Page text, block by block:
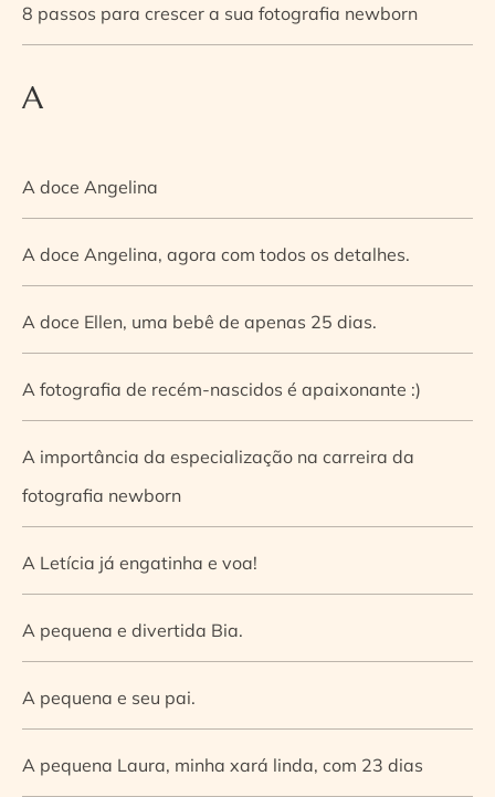
8 passos para crescer a sua fotografia newborn
A
A doce Angelina
A doce Angelina, agora com todos os detalhes.
A doce Ellen, uma bebê de apenas 25 dias.
A fotografia de recém-nascidos é apaixonante :)
A importância da especialização na carreira da
fotografia newborn
A Letícia já engatinha e voa!
A pequena e divertida Bia.
A pequena e seu pai.
A pequena Laura, minha xará linda, com 23 dias